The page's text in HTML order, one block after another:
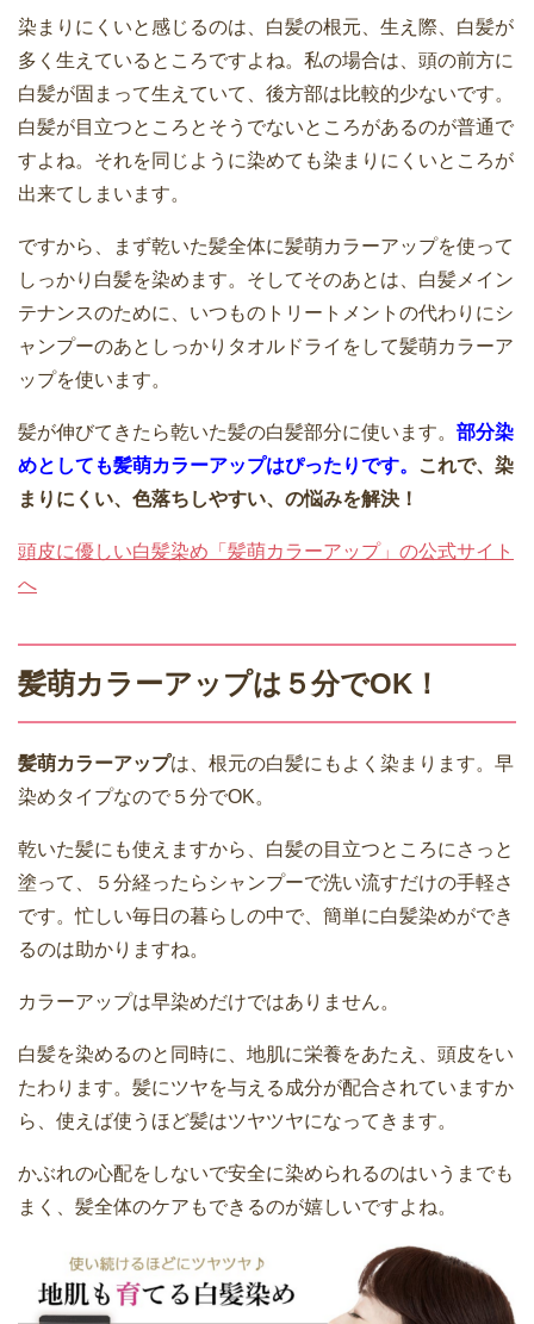
染まりにくいと感じるのは、白髪の根元、生え際、白髪が
多く生えているところですよね。私の場合は、頭の前方に
白髪が固まって生えていて、後方部は比較的少ないです。
白髪が目立つところとそうでないところがあるのが普通で
すよね。それを同じように染めても染まりにくいところが
出来てしまいます。
ですから、まず乾いた髪全体に髪萌カラーアップを使って
しっかり白髪を染めます。そしてそのあとは、白髪メイン
テナンスのために、いつものトリートメントの代わりにシ
ャンプーのあとしっかりタオルドライをして髪萌カラーア
ップを使います。
髪が伸びてきたら乾いた髪の白髪部分に使います。 部分染
めとしても髪萌カラーアップはぴったりです。
これで、染
まりにくい、色落ちしやすい、の悩みを解決！
頭皮に優しい白髪染め「髪萌カラーアップ」の公式サイト
へ
髪萌カラーアップは５分でOK！
髪萌カラーアップは、根元の白髪にもよく染まります。早
染めタイプなので５分でOK。
乾いた髪にも使えますから、白髪の目立つところにさっと
塗って、５分経ったらシャンプーで洗い流すだけの手軽さ
です。忙しい毎日の暮らしの中で、簡単に白髪染めができ
るのは助かりますね。
カラーアップは早染めだけではありません。
白髪を染めるのと同時に、地肌に栄養をあたえ、頭皮をい
たわります。髪にツヤを与える成分が配合されていますか
ら、使えば使うほど髪はツヤツヤになってきます。
かぶれの心配をしないで安全に染められるのはいうまでも
まく、髪全体のケアもできるのが嬉しいですよね。